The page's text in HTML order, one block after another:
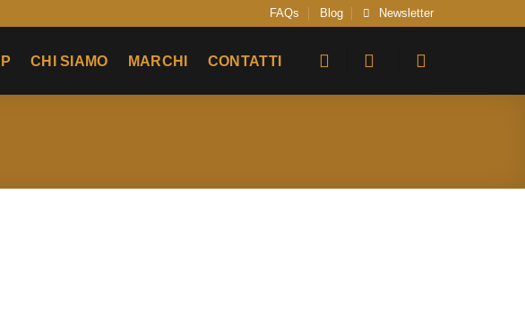
FAQs Blog Newsletter
CHI SIAMO MARCHI CONTATTI